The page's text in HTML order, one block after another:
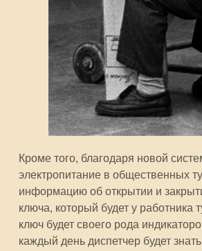
Кроме того, благодаря новой
электропитание в общественных
информацию об открытии и
ключа, который будет у работника
ключ будет своего рода
каждый день диспетчер будет